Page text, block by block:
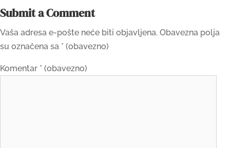
Submit a Comment
Vaša adresa e-pošte neće biti objavljena. Obavezna polja
su označena sa * (obavezno)
Komentar * (obavezno)